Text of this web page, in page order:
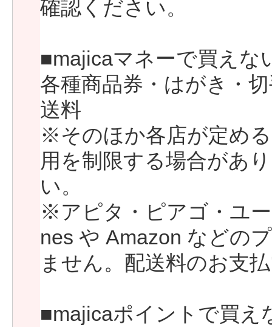
確認ください。
■majicaマネーで買えな
各種商品券・はがき・
送料
※そのほか各店が定め
用を制限する場合があ
い。
※アピタ・ピアゴ・ユ
nes や Amazon などの
ません。配送料のお支
■majicaポイントで買え